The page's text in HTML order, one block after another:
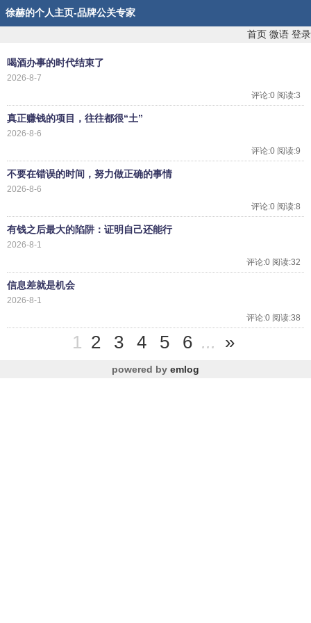
徐赫的个人主页-品牌公关专家
首页 微语 登录
喝酒办事的时代结束了
2026-8-7
评论:0 阅读:3
真正赚钱的项目，往往都很“土”
2026-8-6
评论:0 阅读:9
不要在错误的时间，努力做正确的事情
2026-8-6
评论:0 阅读:8
有钱之后最大的陷阱：证明自己还能行
2026-8-1
评论:0 阅读:32
信息差就是机会
2026-8-1
评论:0 阅读:38
1 2 3 4 5 6 ... »
powered by emlog